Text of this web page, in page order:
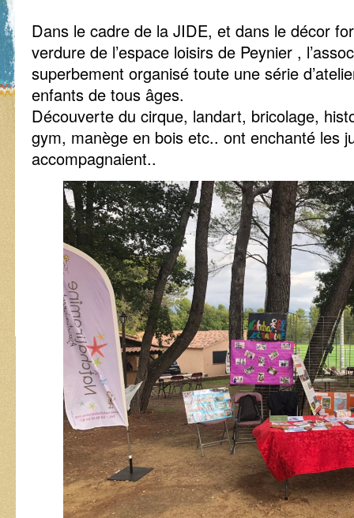
Dans le cadre de la JIDE, et dans le décor
verdure de l’espace loisirs de Peynier ,
superbement organisé toute une série
enfants de tous âges.
Découverte du cirque, landart, bricolage,
gym, manège en bois etc.. ont enchanté les
accompagnaient..